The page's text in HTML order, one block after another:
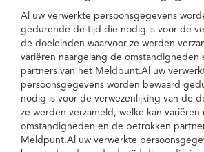
Al uw verwerkte persoonsgegevens
gedurende de tijd die nodig is voor de
de doeleinden waarvoor ze werden
variëren naargelang de omstandigheden
partners van het Meldpunt.Al uw
persoonsgegevens worden bewaard
nodig is voor de verwezenlijking van de
ze werden verzameld, welke kan variëren
omstandigheden en de betrokken
Meldpunt.Al uw verwerkte